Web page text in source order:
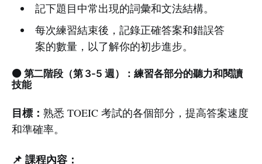
記下題目中常出現的詞彙和文法結構。
每次練習結束後，記錄正確答案和錯誤答
案的數量，以了解你的初步進步。
🟠 第二階段（第 3-5 週）：練習各部分的聽力和閱讀
技能
目標： 熟悉 TOEIC 考試的各個部分，提高答案速度
和準確率。
📌 課程內容：